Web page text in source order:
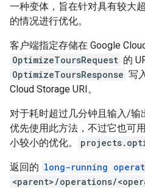
一种变体，旨在针对具有较大
的情况进行优化。
客户端指定存储在 Google
OptimizeToursRequest 的
OptimizeToursResponse 写
Cloud Storage URI。
对于耗时超过几分钟且输入/输
优先使用此方法，不过它也可
小较小的优化。
返回的 long-running
<parent>/operations/